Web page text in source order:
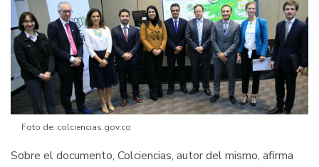
los
ODS
Foto de: colciencias.gov.co
Sobre el documento, Colciencias, autor del mismo, afirma